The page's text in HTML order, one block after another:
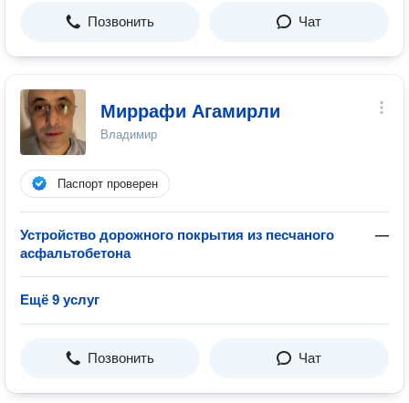
Позвонить Чат
Миррафи Агамирли
Владимир
Паспорт проверен
Устройство дорожного покрытия из песчаного
асфальтобетона
—
Ещё 9 услуг
Позвонить Чат